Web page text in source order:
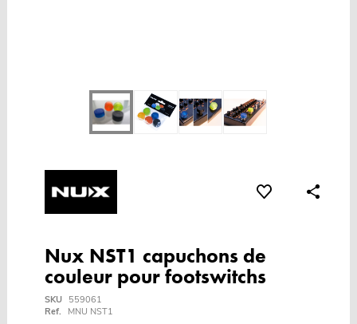
Nux NST1 capuchons de
couleur pour footswitchs
SKU
559061
Ref.
MNU NST1